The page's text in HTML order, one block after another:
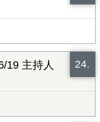
24.
19 主持人